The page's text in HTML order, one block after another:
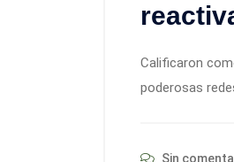
Calificaron
poderosas
Sin